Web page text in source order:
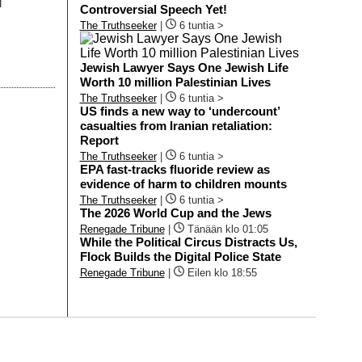
Controversial Speech Yet!
The Truthseeker| 6 tuntia >
Jewish Lawyer Says One Jewish Life
Worth 10 million Palestinian Lives
The Truthseeker| 6 tuntia >
US finds a new way to ‘undercount’
casualties from Iranian retaliation:
Report
The Truthseeker| 6 tuntia >
EPA fast-tracks fluoride review as
evidence of harm to children mounts
The Truthseeker| 6 tuntia >
The 2026 World Cup and the Jews
Renegade Tribune| Tänään klo 01:05
While the Political Circus Distracts Us,
Flock Builds the Digital Police State
Renegade Tribune| Eilen klo 18:55